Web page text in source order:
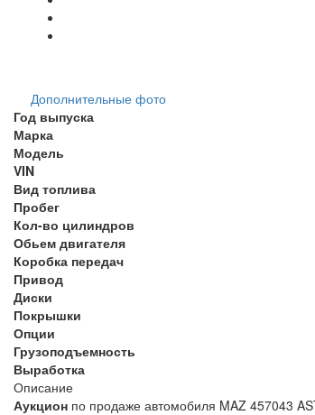
Дополнительные фото
Год выпуска
Марка
Модель
VIN
Вид топлива
Пробег
Кол-во цилиндров
Обьем двигателя
Коробка передач
Привод
Диски
Покрышки
Опции
Грузоподъемность
Выработка
Описание
Аукцион по продаже автомобиля MAZ 457043